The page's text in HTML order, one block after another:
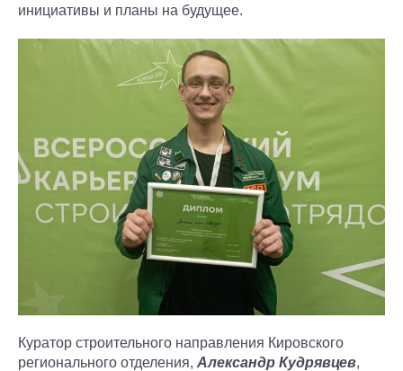
инициативы и планы на будущее.
Куратор строительного направления Кировского
регионального отделения, Александр Кудрявцев,